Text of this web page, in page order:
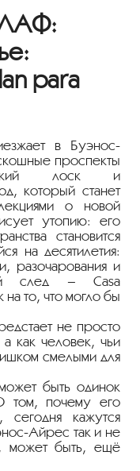
para
в Буэнос-
проспекты
лоск и
который станет
о новой
утопию: его
становится
на десятилетия:
разочарования и
след – Casa
то, что могло бы
не просто
как человек, чьи
смелыми для
быть одинок
том, почему его
сегодня кажутся
Айрес так и не
может быть, ещё